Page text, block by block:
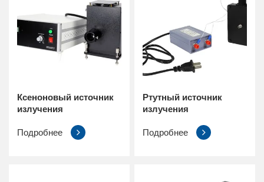
Ксеноновый источник
излучения
Подробнее
Ртутный источник
излучения
Подробнее